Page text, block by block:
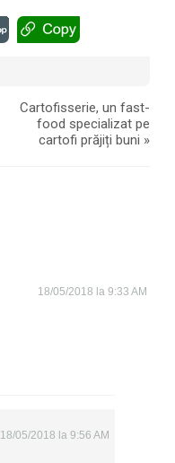
Cartofisserie, un fast-
food specializat pe
cartofi prăjiți buni »
18/05/2018 la 9:33 AM
18/05/2018 la 9:56 AM